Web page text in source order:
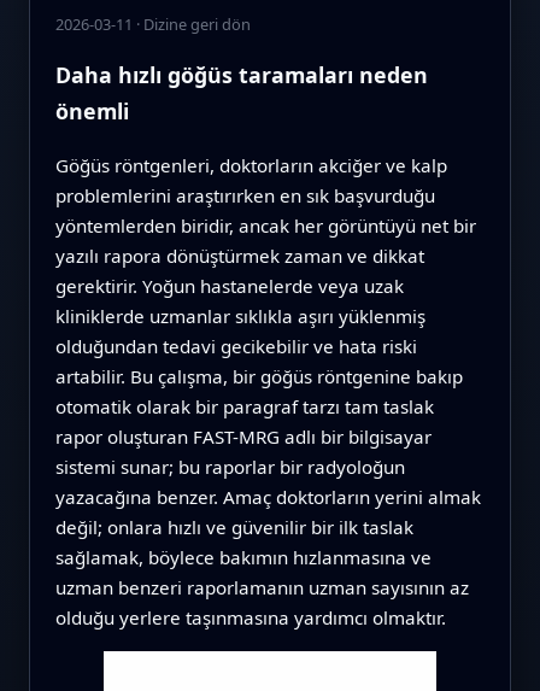
2026-03-11 · Dizine geri dön
Daha hızlı göğüs taramaları neden
önemli
Göğüs röntgenleri, doktorların akciğer ve kalp
problemlerini araştırırken en sık başvurduğu
yöntemlerden biridir, ancak her görüntüyü net bir
yazılı rapora dönüştürmek zaman ve dikkat
gerektirir. Yoğun hastanelerde veya uzak
kliniklerde uzmanlar sıklıkla aşırı yüklenmiş
olduğundan tedavi gecikebilir ve hata riski
artabilir. Bu çalışma, bir göğüs röntgenine bakıp
otomatik olarak bir paragraf tarzı tam taslak
rapor oluşturan FAST-MRG adlı bir bilgisayar
sistemi sunar; bu raporlar bir radyoloğun
yazacağına benzer. Amaç doktorların yerini almak
değil; onlara hızlı ve güvenilir bir ilk taslak
sağlamak, böylece bakımın hızlanmasına ve
uzman benzeri raporlamanın uzman sayısının az
olduğu yerlere taşınmasına yardımcı olmaktır.